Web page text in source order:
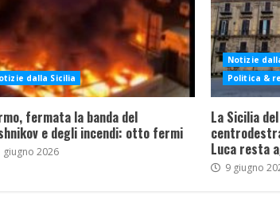
dalla Sicilia
fermata la banda del
e degli incendi: otto fermi
giugno 2026
Notizie
Politica &
La Sicilia
Luca resta
9 giugno